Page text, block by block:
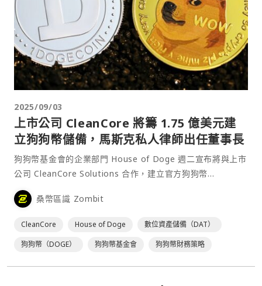
2025/09/03
上市公司 CleanCore 將籌 1.75 億美元建
立狗狗幣儲備，馬斯克私人律師出任董事長
狗狗幣基金會的企業部門 House of Doge 週二宣布將與上市
公司 CleanCore Solutions 合作，建立官方狗狗幣
（DOGE）財庫。該計畫將以 1.75 億美元的私募交易啟動，
這將是「首個、也是唯一由狗狗幣基金會支持」的企業儲備。
桑幣區識 Zombit
CleanCore House of Doge
數位資產儲備（DAT）
狗狗幣（DOGE）
狗狗幣基金會 狗狗幣財務策略